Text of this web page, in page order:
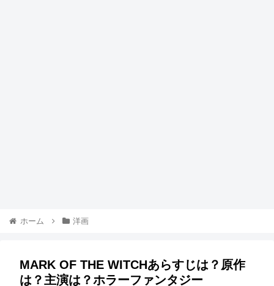
ホーム 洋画
MARK OF THE WITCHあらすじは？原作
は？主演は？ホラーファンタジー